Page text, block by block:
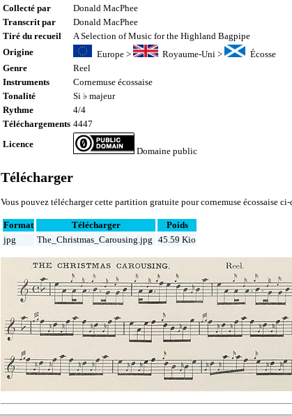
Collecté par
Donald MacPhee
Transcrit par
Donald MacPhee
Tiré du recueil
A Selection of Music for the Highland Bagpipe
Origine
Europe> Royaume-Uni >
Écosse
Genre
Reel
Instruments
Cornemuse écossaise
Tonalité
Si ♭ majeur
Rythme
4/4
Téléchargements 4447
Licence
Domaine public
Télécharger
Vous pouvez télécharger cette partition gratuite pour cornemuse écossaise ci-
Format Télécharger
Poids
jpg
The_Christmas_Carousing.jpg 45.59 Kio